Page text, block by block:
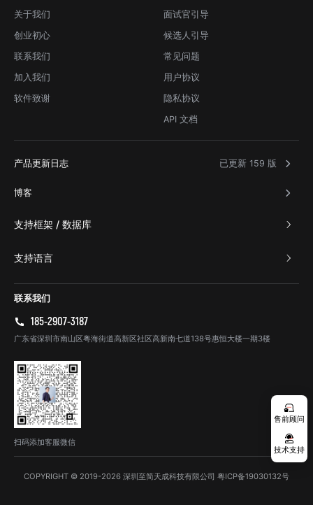
关于我们
创业初心
联系我们
加入我们
软件致谢
面试官引导
候选人引导
常见问题
用户协议
隐私协议
API 文档
产品更新日志 已更新 159 版
博客
支持框架 / 数据库
支持语言
联系我们
185-2907-3187
广东省深圳市南山区粤海街道高新区社区高新南七道138号惠恒大楼一期3楼
扫码添加客服微信
COPYRIGHT © 2019-2026 深圳至简天成科技有限公司 粤ICP备19030132号
售前顾问
技术支持